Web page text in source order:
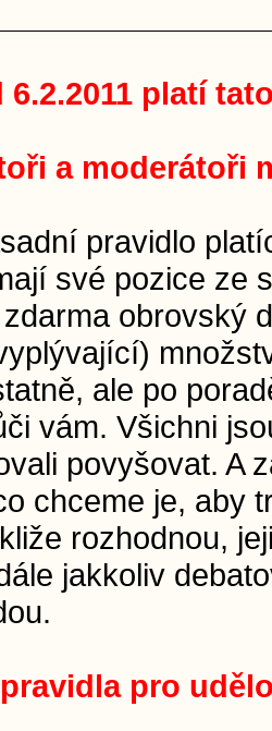
platí
a moderátoři
pravidlo
své pozice ze
obrovský
ale po
vám. Všichni
povyšovat. A
chceme je, aby
rozhodnou,
jakkoliv
pro